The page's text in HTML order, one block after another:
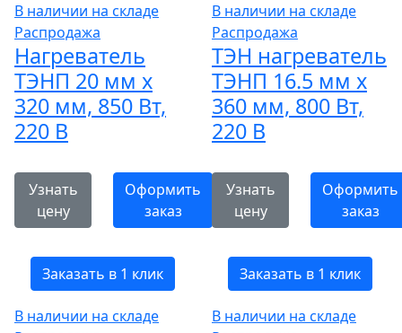
В наличии на складе
Распродажа
Нагреватель
ТЭНП 20 мм x
320 мм, 850 Вт,
220 В
Узнать
цену
Оформить
заказ
Заказать в 1 клик
В наличии на складе
Распродажа
ТЭН нагреватель
ТЭНП 16.5 мм x
360 мм, 800 Вт,
220 В
Узнать
цену
Оформить
заказ
Заказать в 1 клик
В наличии на складе
В наличии на складе